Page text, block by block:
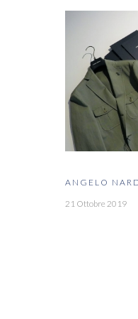
ANGELO
21 Ottobre 2019